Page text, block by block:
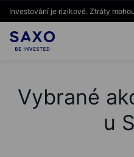
Investování je rizikové. Ztráty
Vybrané
u